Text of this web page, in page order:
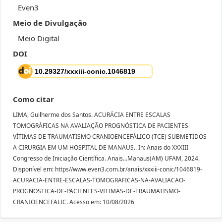
Even3
Meio de Divulgação
Meio Digital
DOI
Como citar
LIMA, Guilherme dos Santos. ACURÁCIA ENTRE ESCALAS
TOMOGRÁFICAS NA AVALIAÇÃO PROGNÓSTICA DE PACIENTES
VÍTIMAS DE TRAUMATISMO CRANIOENCEFÁLICO (TCE) SUBMETIDOS
A CIRURGIA EM UM HOSPITAL DE MANAUS.. In: Anais do XXXIII
Congresso de Iniciação Científica. Anais...Manaus(AM) UFAM, 2024.
Disponível em: https//www.even3.com.br/anais/xxxiii-conic/1046819-
ACURACIA-ENTRE-ESCALAS-TOMOGRAFICAS-NA-AVALIACAO-
PROGNOSTICA-DE-PACIENTES-VITIMAS-DE-TRAUMATISMO-
CRANIOENCEFALIC. Acesso em: 10/08/2026